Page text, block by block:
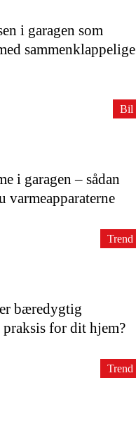
i garagen som
sammenklappelige
i garagen – sådan
varmeapparaterne
Bil
bæredygtig
for dit hjem?
Trend
Trend